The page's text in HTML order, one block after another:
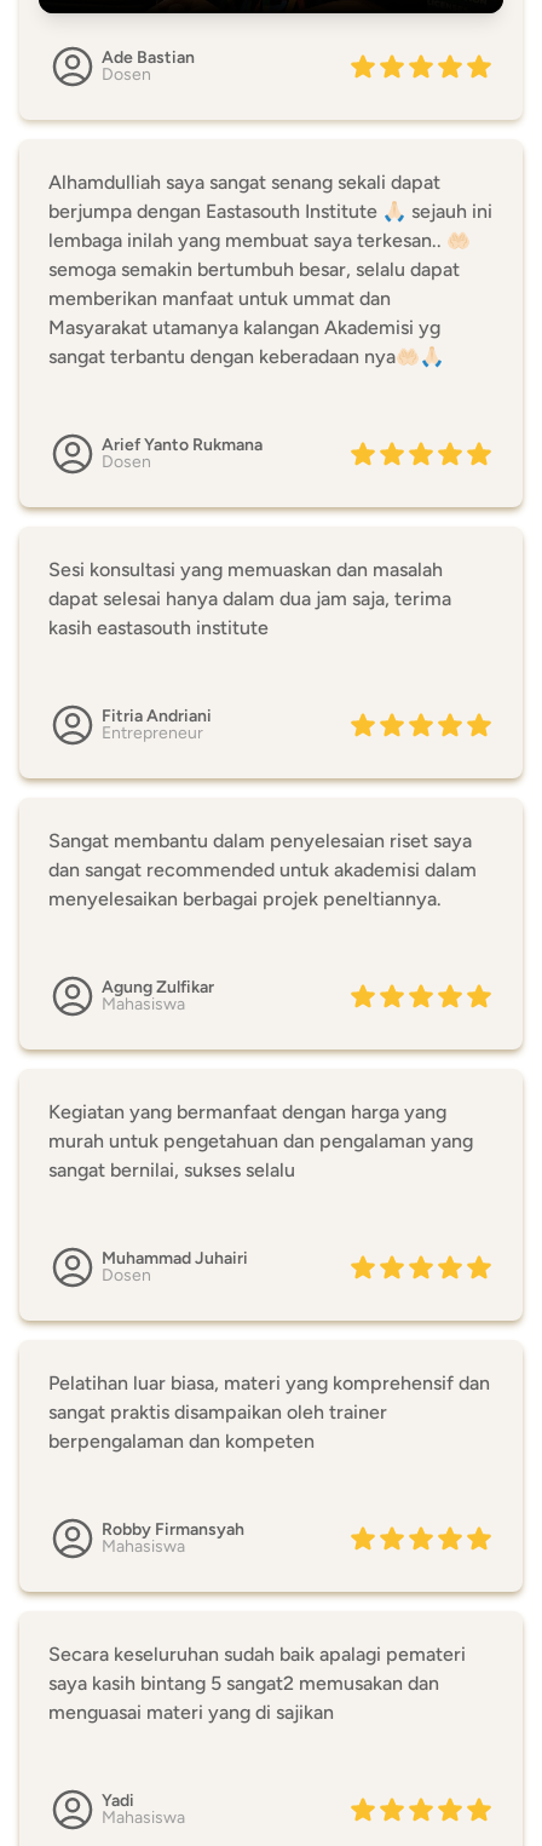
Ade Bastian
Dosen
Alhamdulliah saya sangat senang sekali dapat
berjumpa dengan Eastasouth Institute 🙏🏻 sejauh ini
lembaga inilah yang membuat saya terkesan.. 🤲🏻
semoga semakin bertumbuh besar, selalu dapat
memberikan manfaat untuk ummat dan
Masyarakat utamanya kalangan Akademisi yg
sangat terbantu dengan keberadaan nya🤲🏻🙏🏻
Arief Yanto Rukmana
Dosen
Sesi konsultasi yang memuaskan dan masalah
dapat selesai hanya dalam dua jam saja, terima
kasih eastasouth institute
Fitria Andriani
Entrepreneur
Sangat membantu dalam penyelesaian riset saya
dan sangat recommended untuk akademisi dalam
menyelesaikan berbagai projek peneltiannya.
Agung Zulfikar
Mahasiswa
Kegiatan yang bermanfaat dengan harga yang
murah untuk pengetahuan dan pengalaman yang
sangat bernilai, sukses selalu
Muhammad Juhairi
Dosen
Pelatihan luar biasa, materi yang komprehensif dan
sangat praktis disampaikan oleh trainer
berpengalaman dan kompeten
Robby Firmansyah
Mahasiswa
Secara keseluruhan sudah baik apalagi pemateri
saya kasih bintang 5 sangat2 memusakan dan
menguasai materi yang di sajikan
Yadi
Mahasiswa